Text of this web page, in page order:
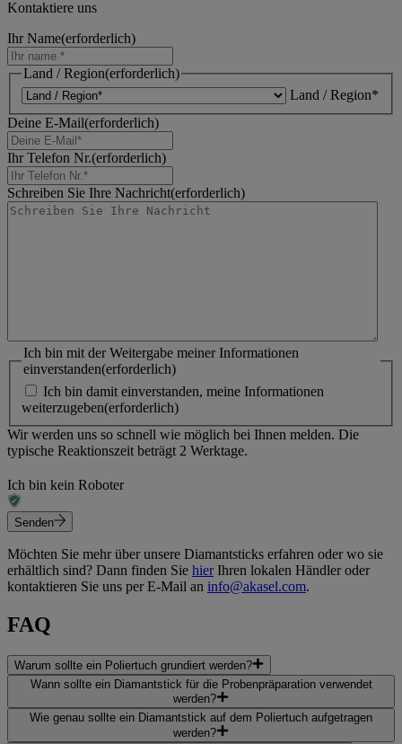
Kontaktiere uns
Ihr Name(erforderlich)
Land / Region(erforderlich)
Land / Region*
Deine E-Mail(erforderlich)
Ihr Telefon Nr.(erforderlich)
Schreiben Sie Ihre Nachricht(erforderlich)
Ich bin mit der Weitergabe meiner Informationen
einverstanden(erforderlich)
Ich bin damit einverstanden, meine Informationen
weiterzugeben(erforderlich)
Wir werden uns so schnell wie möglich bei Ihnen melden. Die
typische Reaktionszeit beträgt 2 Werktage.
Ich bin kein Roboter
Senden
Möchten Sie mehr über unsere Diamantsticks erfahren oder wo sie
erhältlich sind? Dann finden Sie hier Ihren lokalen Händler oder
kontaktieren Sie uns per E-Mail an info@akasel.com.
FAQ
Warum sollte ein Poliertuch grundiert werden?
Wann sollte ein Diamantstick für die Probenpräparation verwendet
werden?
Wie genau sollte ein Diamantstick auf dem Poliertuch aufgetragen
werden?